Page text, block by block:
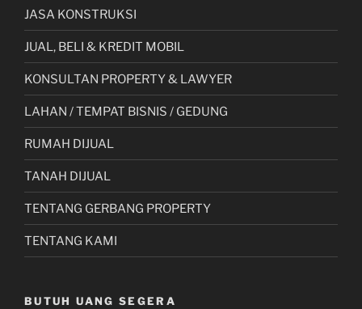
JASA KONSTRUKSI
JUAL, BELI & KREDIT MOBIL
KONSULTAN PROPERTY & LAWYER
LAHAN / TEMPAT BISNIS / GEDUNG
RUMAH DIJUAL
TANAH DIJUAL
TENTANG GERBANG PROPERTY
TENTANG KAMI
BUTUH UANG SEGERA